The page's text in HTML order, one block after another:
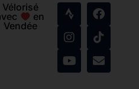
Vélorisé
en
Vendée